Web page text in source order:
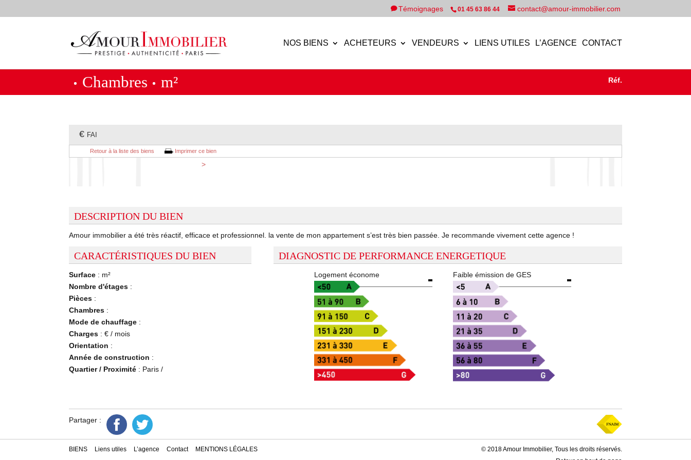
Témoignages 01 45 63 86 44 contact@amour-immobilier.com
NOS BIENS ACHETEURS VENDEURS LIENS UTILES L’AGENCE CONTACT
Chambres m² Réf.
€ FAI
Retour à la liste des biens Imprimer ce bien
>
DESCRIPTION DU BIEN
Amour immobilier a été très réactif, efficace et professionnel. la vente de mon appartement s’est très bien passée. Je recommande vivement cette agence !
CARACTÉRISTIQUES DU BIEN
Surface : m²
Nombre d'étages :
Pièces :
Chambres :
Mode de chauffage :
Charges : € / mois
Orientation :
Année de construction :
Quartier / Proximité : Paris /
DIAGNOSTIC DE PERFORMANCE ENERGETIQUE
Logement économe Faible émission de GES
Partager :
BIENS Liens utiles L’agence Contact MENTIONS LÉGALES
© 2018 Amour Immobilier, Tous les droits réservés.